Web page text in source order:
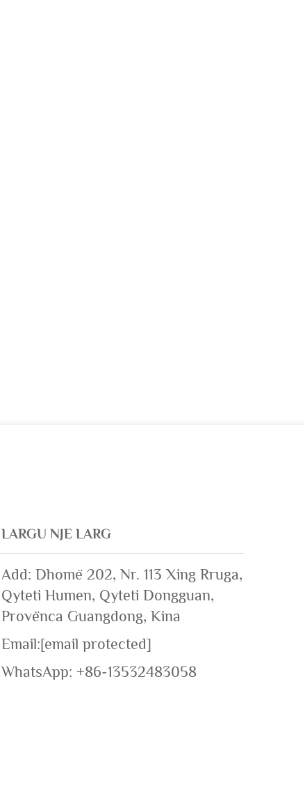
LARGU NJE LARG
Add: Dhomë 202, Nr. 113 Xing Rruga,
Qyteti Humen, Qyteti Dongguan,
Provënca Guangdong, Kina
Email:[email protected]
WhatsApp: +86-13532483058